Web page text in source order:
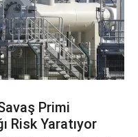
Primi
Risk Yaratıyor